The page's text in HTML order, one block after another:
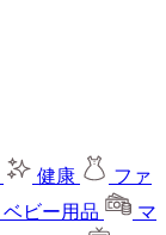
健康
ファ
ベビー用品
マ